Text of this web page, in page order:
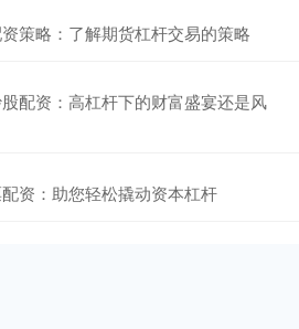
策略：了解期货杠杆交易的策略
配资：高杠杆下的财富盛宴还是风
资：助您轻松撬动资本杠杆